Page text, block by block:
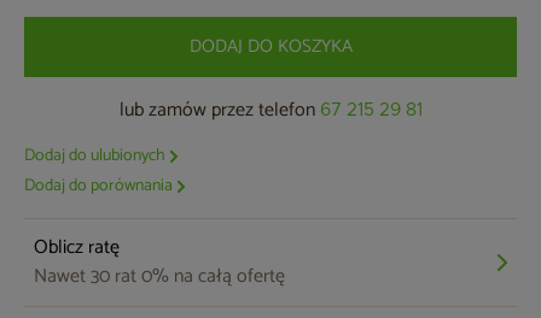
DODAJ DO KOSZYKA
lub zamów przez telefon 67 215 29 81
Dodaj do ulubionych
Dodaj do porównania
Oblicz ratę
Nawet 30 rat 0% na całą ofertę